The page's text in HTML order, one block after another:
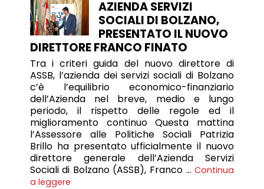
AZIENDA SERVIZI
SOCIALI DI BOLZANO,
PRESENTATO IL NUOVO
DIRETTORE FRANCO FINATO
Tra i criteri guida del nuovo direttore di
ASSB, l’azienda dei servizi sociali di Bolzano
c’è l’equilibrio economico-finanziario
dell’Azienda nel breve, medio e lungo
periodo, il rispetto delle regole ed il
miglioramento continuo Questa mattina
l’Assessore alle Politiche Sociali Patrizia
Brillo ha presentato ufficialmente il nuovo
direttore generale dell’Azienda Servizi
Sociali di Bolzano (ASSB), Franco …Continua
a leggere